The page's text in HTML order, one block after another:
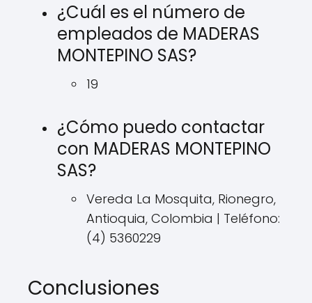
¿Cuál es el número de
empleados de MADERAS
MONTEPINO SAS?
19
¿Cómo puedo contactar
con MADERAS MONTEPINO
SAS?
Vereda La Mosquita, Rionegro,
Antioquia, Colombia | Teléfono:
(4) 5360229
Conclusiones